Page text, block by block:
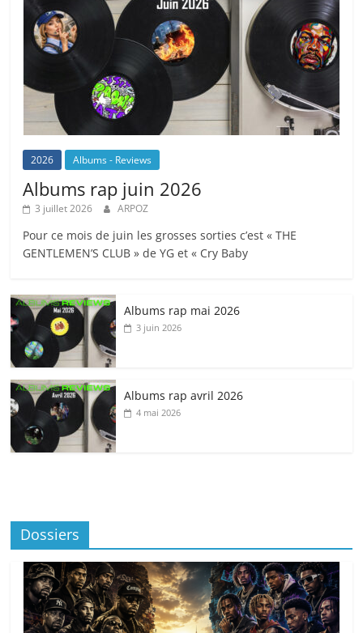
2026 Albums - Reviews
Albums rap juin 2026
3 juillet 2026 ARPOZ
Pour ce mois de juin les grosses sorties c’est « THE
GENTLEMEN’S CLUB » de YG et « Cry Baby
Albums rap mai 2026
3 juin 2026
Albums rap avril 2026
4 mai 2026
Dossiers